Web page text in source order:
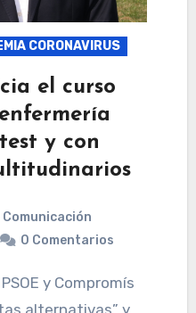
CORONAVIRUS
el curso
y con
Comunicación
0 Comentarios
alternativas” y